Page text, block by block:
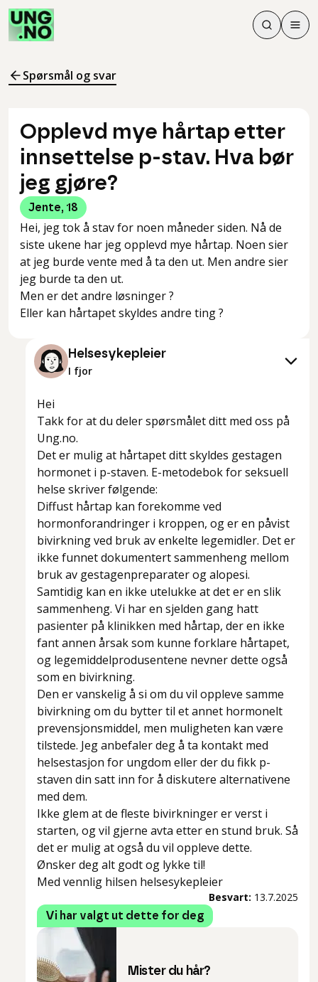
Søk
Søk
Meny
Spørsmål og svar
Opplevd mye hårtap etter
innsettelse p-stav. Hva bør
jeg gjøre?
Jente, 18
Hei, jeg tok å stav for noen måneder siden. Nå de
siste ukene har jeg opplevd mye hårtap. Noen sier
at jeg burde vente med å ta den ut. Men andre sier
jeg burde ta den ut.
Men er det andre løsninger ?
Eller kan hårtapet skyldes andre ting ?
Helsesykepleier
I fjor
Hei
Takk for at du deler spørsmålet ditt med oss på
Ung.no.
Det er mulig at hårtapet ditt skyldes gestagen
hormonet i p-staven. E-metodebok for seksuell
helse skriver følgende:
Diffust hårtap kan forekomme ved
hormonforandringer i kroppen, og er en påvist
bivirkning ved bruk av enkelte legemidler. Det er
ikke funnet dokumentert sammenheng mellom
bruk av gestagenpreparater og alopesi.
Samtidig kan en ikke utelukke at det er en slik
sammenheng. Vi har en sjelden gang hatt
pasienter på klinikken med hårtap, der en ikke
fant annen årsak som kunne forklare hårtapet,
og legemiddelprodusentene nevner dette også
som en bivirkning.
Den er vanskelig å si om du vil oppleve samme
bivirkning om du bytter til et annet hormonelt
prevensjonsmiddel, men muligheten kan være
tilstede. Jeg anbefaler deg å ta kontakt med
helsestasjon for ungdom eller der du fikk p-
staven din satt inn for å diskutere alternativene
med dem.
Ikke glem at de fleste bivirkninger er verst i
starten, og vil gjerne avta etter en stund bruk. Så
det er mulig at også du vil oppleve dette.
Ønsker deg alt godt og lykke til!
Med vennlig hilsen helsesykepleier
Besvart: 13.7.2025
Vi har valgt ut dette for deg
Mister du hår?